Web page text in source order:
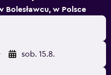
Bolesławcu, w Polsce
sob. 15.8.